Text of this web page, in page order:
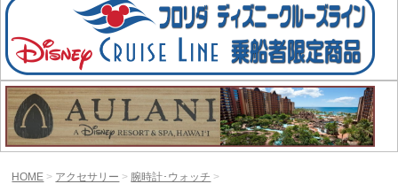
HOME アクセサリー
腕時計･ウォッチ